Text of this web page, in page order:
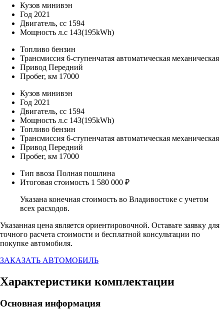
Кузов минивэн
Год 2021
Двигатель, cc 1594
Мощность л.c 143(195kWh)
Топливо бензин
Трансмиссия 6-ступенчатая автоматическая механическая
Привод Передний
Пробег, км 17000
Кузов минивэн
Год 2021
Двигатель, cc 1594
Мощность л.c 143(195kWh)
Топливо бензин
Трансмиссия 6-ступенчатая автоматическая механическая
Привод Передний
Пробег, км 17000
Тип ввоза Полная пошлина
Итоговая стоимость 1 580 000 ₽
Указана конечная стоимость во Владивостоке с учетом
всех расходов.
Указанная цена является ориентировочной. Оставьте заявку для
точного расчета стоимости и бесплатной консультации по
покупке автомобиля.
ЗАКАЗАТЬ АВТОМОБИЛЬ
Характеристики комплектации
Основная информация